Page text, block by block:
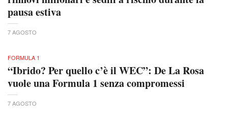
pausa estiva
7 AGOSTO
FORMULA 1
“Ibrido? Per quello c’è il WEC”: De La Rosa
vuole una Formula 1 senza compromessi
7 AGOSTO